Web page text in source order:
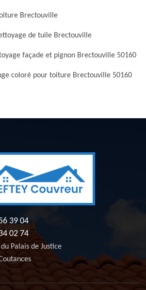
Brectouville
de tuile Brectouville
façade et pignon Brectouville 50160
coloré pour toiture Brectouville 50160
39 04
02 74
Palais de Justice